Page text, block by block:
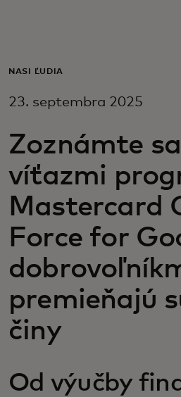
Pre firmy
Pre inovátorov
Novinky a trendy
NAŠI ĽUDIA
23. septembra 2025
Zoznámte
víťazmi
Mastercard
Force for
premieňajú
činy
Od výučby